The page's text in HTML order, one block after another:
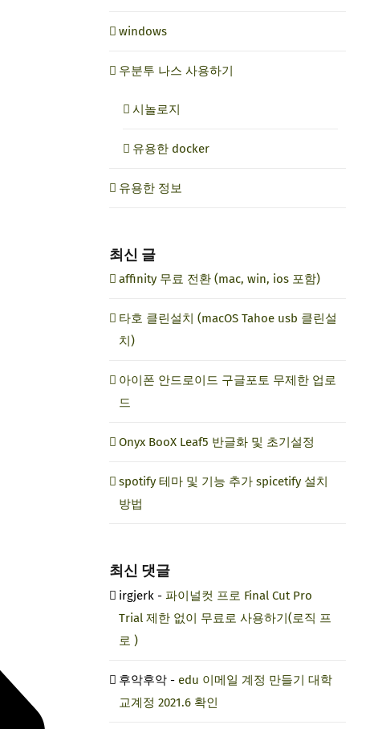
windows
우분투 나스 사용하기
시놀로지
유용한 docker
유용한 정보
최신 글
affinity 무료 전환 (mac, win, ios 포함)
타호 클린설치 (macOS Tahoe usb 클린설
치)
아이폰 안드로이드 구글포토 무제한 업로
드
Onyx BooX Leaf5 반글화 및 초기설정
spotify 테마 및 기능 추가 spicetify 설치
방법
최신 댓글
irgjerk- 파이널컷 프로 Final Cut Pro
Trial 제한 없이 무료로 사용하기(로직 프
로 )
후악후악- edu 이메일 계정 만들기 대학
교계정 2021.6 확인